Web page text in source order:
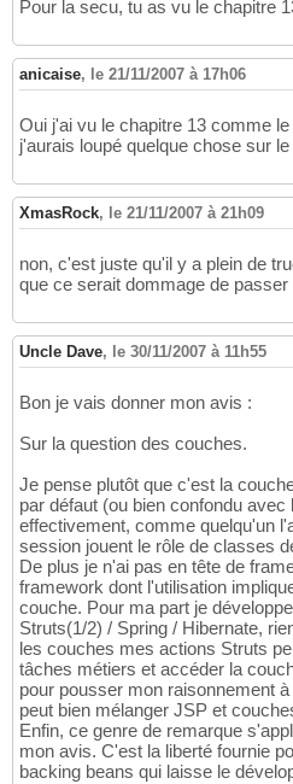
Pour la secu, tu as vu le chapitre
anicaise, le 21/11/2007 à 17h06
Oui j'ai vu le chapitre 13 comme
j'aurais loupé quelque chose sur
XmasRock, le 21/11/2007 à 21h09
non, c'est juste qu'il y a plein de
que ce serait dommage de passer
Uncle Dave, le 30/11/2007 à 11h55
Bon je vais donner mon avis :
Sur la question des couches.
Je pense plutôt que c'est la
par défaut (ou bien confondu avec
effectivement, comme quelqu'un
session jouent le rôle de classes
De plus je n'ai pas en tête de
framework dont l'utilisation
couche. Pour ma part je
Struts(1/2) / Spring / Hibernate,
les couches mes actions Struts
tâches métiers et accéder la
pour pousser mon raisonnement
peut bien mélanger JSP et
Enfin, ce genre de remarque
mon avis. C'est la liberté fournie
backing beans qui laisse le